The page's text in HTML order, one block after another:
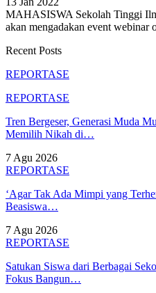
MAHASISWA Sekolah Tinggi
akan mengadakan event webinar
Recent Posts
REPORTASE
REPORTASE
Tren Bergeser, Generasi Muda
Memilih Nikah di…
7 Agu 2026
REPORTASE
‘Agar Tak Ada Mimpi yang
Beasiswa…
7 Agu 2026
REPORTASE
Satukan Siswa dari Berbagai
Fokus Bangun…